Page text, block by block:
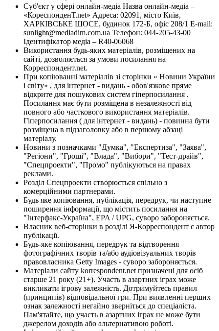
Суб'єкт у сфері онлайн-медіа Назва онлайн-медіа –
«КореспонденТ.net» Адреса: 02091, місто Київ,
ХАРКІВСЬКЕ ШОСЕ, будинок 172-Б, офіс 208/1 E-mail:
sunlight@mediadim.com.ua Телефон: 044-205-43-00
Ідентифікатор медіа – R40-06068
Використання будь-яких матеріалів, розміщених на
сайті, дозволяється за умови посилання на
Корреспондент.net.
При копіюванні матеріалів зі сторінки « Новини України
і світу» , для інтернет - видань - обов'язкове пряме
відкрите для пошукових систем гіперпосилання .
Посилання має бути розміщена в незалежності від
повного або часткового використання матеріалів.
Гіперпосилання ( для інтернет - видань) - повинна бути
розміщена в підзаголовку або в першому абзаці
матеріалу.
Новини з позначками "Думка", "Експертиза", "Заява",
"Регіони", "Гроші", "Влада", "Вибори", "Тест-драйв",
"Спецпроекти", "Промо" публікуються на правах
реклами.
Розділ Спецпроекти створюється спільно з
комерційними партнерами.
Будь яке копіювання, публікація, передрук, чи наступне
поширення інформації, що містить посилання на
"Інтерфакс-Україна", EPA / UPG, суворо забороняється.
Власник веб-сторінки в розділі Я-Корреспондент є автор
публікації.
Будь-яке копіювання, передрук та відтворення
фотографічних творів та/або аудіовізуальних творів
правовласника Getty Images - суворо забороняється.
Матеріали сайту korrespondent.net призначені для осіб
старше 21 року (21+). Участь в азартних іграх може
викликати ігрову залежність. Дотримуйтесь правил
(принципів) відповідальної гри. При виявленні перших
ознак залежності негайно зверніться до спеціаліста.
Пам'ятайте, що участь в азартних іграх не може бути
джерелом доходів або альтернативою роботі.